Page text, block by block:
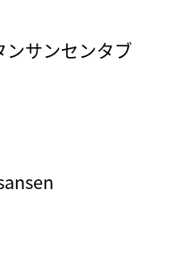
サンセンタブ